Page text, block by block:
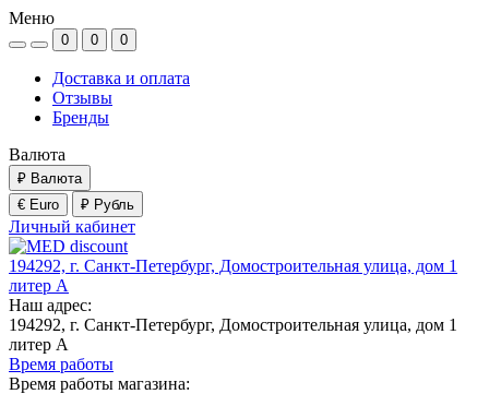
Меню
0 0 0
Доставка и оплата
Отзывы
Бренды
Валюта
₽ Валюта
€ Euro
₽ Рубль
Личный кабинет
194292, г. Санкт-Петербург, Домостроительная улица, дом 1
литер А
Наш адрес:
194292, г. Санкт-Петербург, Домостроительная улица, дом 1
литер А
Время работы
Время работы магазина: